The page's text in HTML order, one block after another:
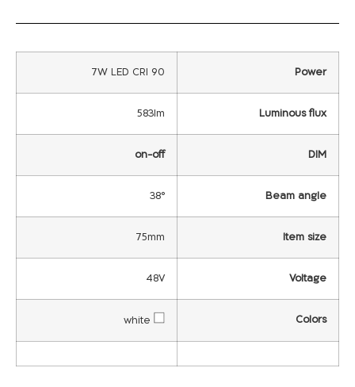
Power
7W LED CRI 90
Luminous flux
583lm
DIM
on-off
Beam angle
38°
Item size
75mm
Voltage
48V
Colors